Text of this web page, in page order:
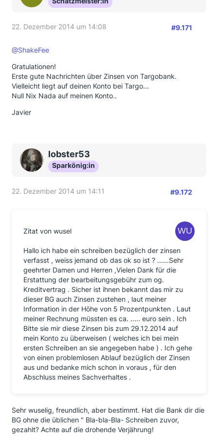
22. Dezember 2014 um 14:08 #9.171
@ShakeFee
Gratulationen!
Erste gute Nachrichten über Zinsen von Targobank.
Vielleicht liegt auf deinen Konto bei Targo...
Null Nix Nada auf meinen Konto..
Javier
lobster53
Sparkönig:in
22. Dezember 2014 um 14:11 #9.172
Zitat von wusel
Hallo ich habe ein schreiben bezüglich der zinsen
verfasst , weiss jemand ob das ok so ist ? ......Sehr
geehrter Damen und Herren ,Vielen Dank für die
Erstattung der bearbeitungsgebühr zum og.
Kreditvertrag . Sicher ist ihnen bekannt das mir zu
dieser BG auch Zinsen zustehen , laut meiner
Information in der Höhe von 5 Prozentpunkten . Laut
meiner Rechnung müssten es ca. ..... euro sein . Ich
Bitte sie mir diese Zinsen bis zum 29.12.2014 auf
mein Konto zu überweisen ( welches ich bei mein
ersten Schreiben an sie angegeben habe ) . Ich gehe
von einen problemlosen Ablauf bezüglich der Zinsen
aus und bedanke mich schon in voraus , für den
Abschluss meines Sachverhaltes .
Sehr wuselig, freundlich, aber bestimmt. Hat die Bank dir die
BG ohne die üblichen " Bla-bla-Bla- Schreiben zuvor,
gezahlt? Achte auf die drohende Verjährung!